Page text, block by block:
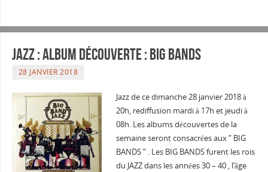
Jazz : Album découverte : BIG BANDS
28 JANVIER 2018
Jazz de ce dimanche 28 janvier 2018 à
20h, rediffusion mardi à 17h et jeudi à
08h. Les albums découvertes de la
semaine seront consacrées aux ” BIG
BANDS ” . Les BIG BANDS furent les rois
du JAZZ dans les années 30 – 40 , l’âge